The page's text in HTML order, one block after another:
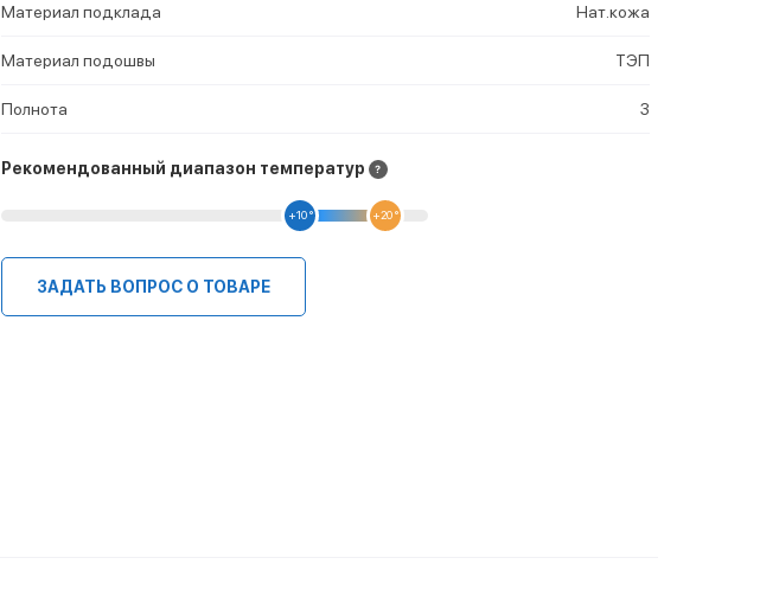
Материал подклада Нат.кожа
Материал подошвы ТЭП
Полнота 3
Рекомендованный диапазон температур
+10 ° +20 °
ЗАДАТЬ ВОПРОС О ТОВАРЕ